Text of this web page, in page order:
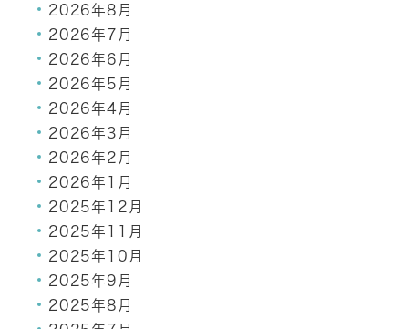
2026年8月
2026年7月
2026年6月
2026年5月
2026年4月
2026年3月
2026年2月
2026年1月
2025年12月
2025年11月
2025年10月
2025年9月
2025年8月